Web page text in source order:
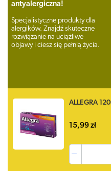
antyalergiczna!
Specjalistyczne produkty dla
alergików. Znajdź skuteczne
rozwiązanie na uciążliwe
objawy i ciesz się pełnią życia.
ALLEGRA
15,99 zł